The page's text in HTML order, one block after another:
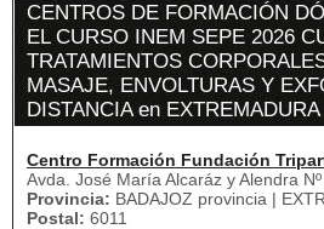
CENTROS DE FORMACIÓN
EL CURSO INEM SEPE 2026
TRATAMIENTOS
MASAJE, ENVOLTURAS Y
DISTANCIA en EXTREMADURA
Centro Formación Fundación
Avda. José María Alcaráz y Alendra
Provincia: BADAJOZ provincia |
Postal: 6011